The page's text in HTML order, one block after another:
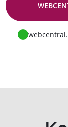
Zur Anfrage